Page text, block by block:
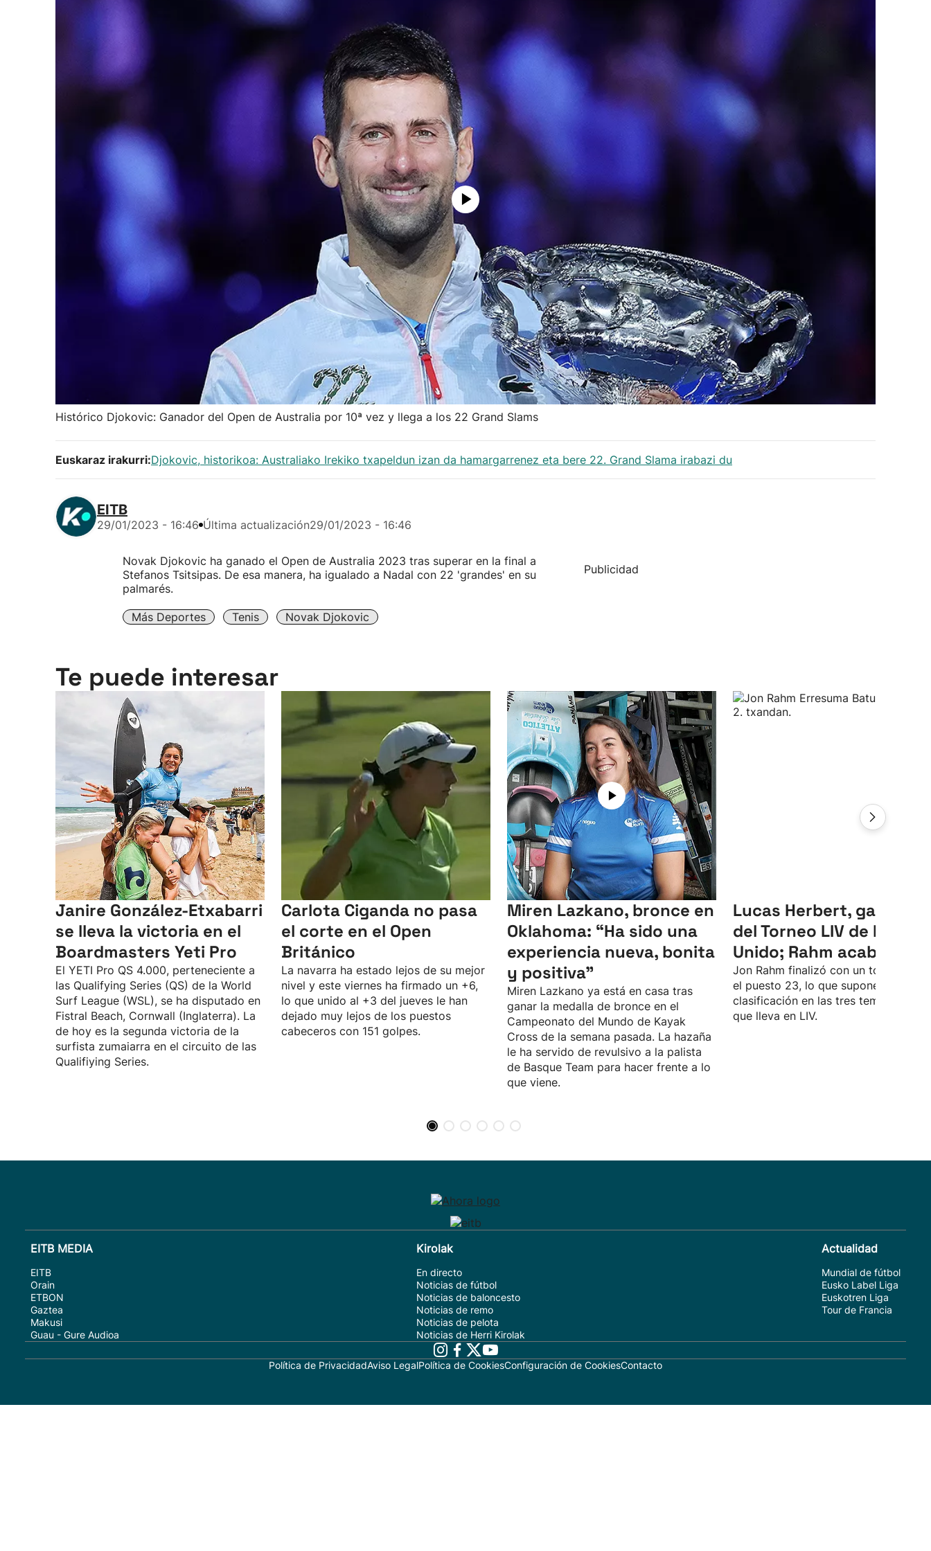
Histórico Djokovic: Ganador del Open de Australia por 10ª vez y llega a los 22 Grand Slams
Euskaraz irakurri:Djokovic, historikoa: Australiako Irekiko txapeldun izan da hamargarrenez eta bere 22. Grand Slama irabazi du
EITB
29/01/2023 - 16:46 Última actualización29/01/2023 - 16:46
Novak Djokovic ha ganado el Open de Australia 2023 tras superar en la final a
Stefanos Tsitsipas. De esa manera, ha igualado a Nadal con 22 'grandes' en su
palmarés.
Más Deportes Tenis Novak Djokovic
Publicidad
Te puede interesar
Janire González-Etxabarri
se lleva la victoria en el
Boardmasters Yeti Pro
El YETI Pro QS 4.000, perteneciente a
las Qualifying Series (QS) de la World
Surf League (WSL), se ha disputado en
Fistral Beach, Cornwall (Inglaterra). La
de hoy es la segunda victoria de la
surfista zumaiarra en el circuito de las
Qualifiying Series.
Carlota Ciganda no pasa
el corte en el Open
Británico
La navarra ha estado lejos de su mejor
nivel y este viernes ha firmado un +6,
lo que unido al +3 del jueves le han
dejado muy lejos de los puestos
cabeceros con 151 golpes.
Miren Lazkano, bronce en
Oklahoma: “Ha sido una
experiencia nueva, bonita
y positiva"
Miren Lazkano ya está en casa tras
ganar la medalla de bronce en el
Campeonato del Mundo de Kayak
Cross de la semana pasada. La hazaña
le ha servido de revulsivo a la palista
de Basque Team para hacer frente a lo
que viene.
Lucas Herbert, ganador
del Torneo LIV de Reino
Unido; Rahm acaba 23º
Jon Rahm finalizó con un total de -4
el puesto 23, lo que supone su peor
clasificación en las tres temporadas
que lleva en LIV.
EITB MEDIA
EITB
Orain
ETBON
Gaztea
Makusi
Guau - Gure Audioa
Kirolak
En directo
Noticias de fútbol
Noticias de baloncesto
Noticias de remo
Noticias de pelota
Noticias de Herri Kirolak
Actualidad
Mundial de fútbol
Eusko Label Liga
Euskotren Liga
Tour de Francia
Política de PrivacidadAviso LegalPolítica de CookiesConfiguración de CookiesContacto